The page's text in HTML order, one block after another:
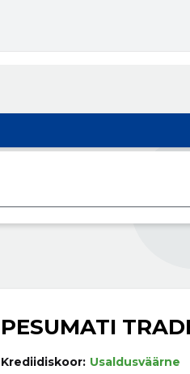
PESUMATI
Krediidiskoor: Usaldusväärne